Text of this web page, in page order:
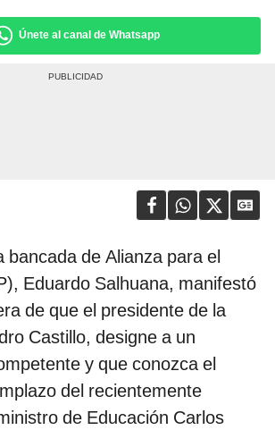
Únete al canal de Whatsapp
bancada de Alianza para el
Eduardo Salhuana, manifestó
de que el presidente de la
Castillo, designe a un
y que conozca el
del recientemente
de Educación Carlos